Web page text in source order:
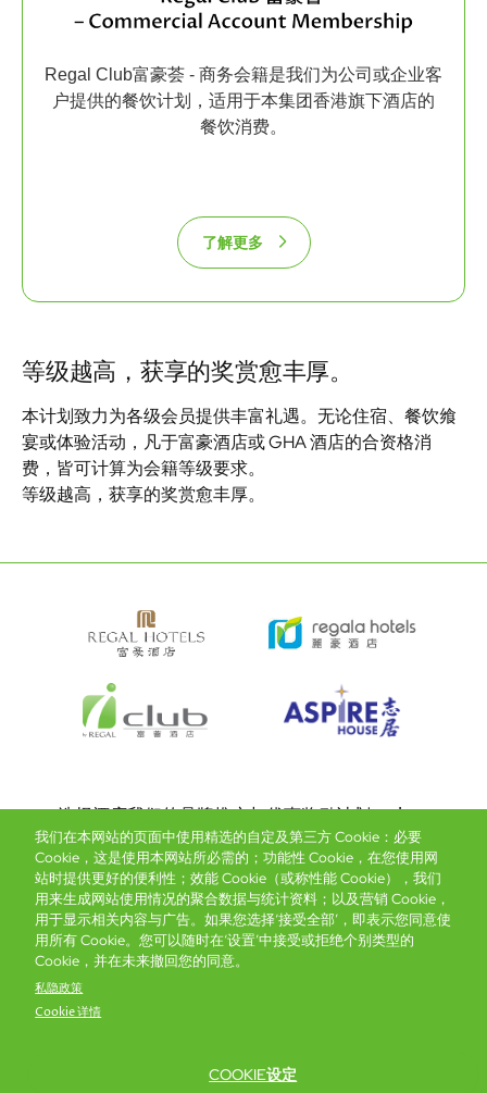
Regal Club富豪荟 - 商务会籍是我们为公司或企业客
户提供的餐饮计划，适用于本集团香港旗下酒店的
餐饮消费。
了解更多
等级越高，获享的奖赏愈丰厚。
本计划致力为各级会员提供丰富礼遇。无论住宿、餐饮飨
宴或体验活动，凡于富豪酒店或 GHA 酒店的合资格消
费，皆可计算为会籍等级要求。
等级越高，获享的奖赏愈丰厚。
Bottom
menu
选择酒店我们的品牌推广与优惠奖励计划e-shop
管理层简介
抢先一步，掌握最新资讯！
我们在本网站的页面中使用精选的自定及第三方 Cookie：必要
Cookie，这是使用本网站所必需的；功能性 Cookie，在您使用网
站时提供更好的便利性；效能 Cookie（或称性能 Cookie），我们
用来生成网站使用情况的聚合数据与统计资料；以及营销 Cookie，
用于显示相关内容与广告。如果您选择‘接受全部’，即表示您同意使
用所有 Cookie。您可以随时在‘设置’中接受或拒绝个别类型的
Cookie，并在未来撤回您的同意。
私隐政策
Cookie 详情
COOKIE设定